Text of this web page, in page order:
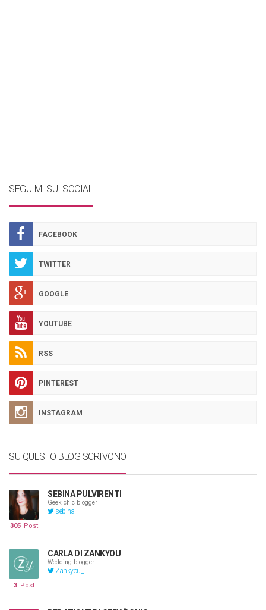
SEGUIMI SUI SOCIAL
FACEBOOK
TWITTER
GOOGLE
YOUTUBE
RSS
PINTEREST
INSTAGRAM
SU QUESTO BLOG SCRIVONO
SEBINA PULVIRENTI
Geek chic blogger
sebina
305 Post
CARLA DI ZANKYOU
Wedding blogger
Zankyou_IT
3 Post